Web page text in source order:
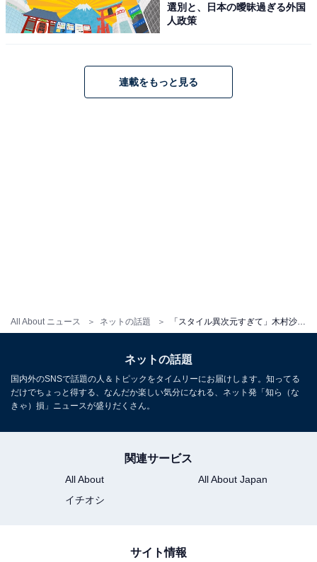
All About ニュース ネットの話題
選別と、日本の曖昧過ぎる外国
人政策
連載をもっと見る
ネットの話題
国内外のSNSで話題の人＆トピックをタイムリーにお届けします。知ってる
だけでちょっと得する、なんだか楽しい気分になれる、ネット発「知ら（な
きゃ）損」ニュースが盛りだくさん。
関連サービス
All About
All About Japan
イチオシ
サイト情報